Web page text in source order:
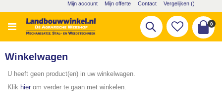
naar
de
inhoud
Mijn account Mijn offerte Contact Vergelijken ()
Cart
0
Zoek
Winkelwagen
U heeft geen product(en) in uw winkelwagen.
Klik hier om verder te gaan met winkelen.